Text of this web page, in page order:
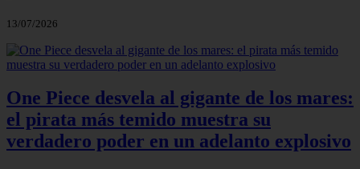
13/07/2026
One Piece desvela al gigante de los mares:
el pirata más temido muestra su
verdadero poder en un adelanto explosivo